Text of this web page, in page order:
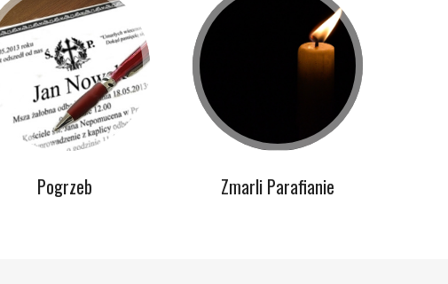
Pogrzeb Zmarli Parafianie